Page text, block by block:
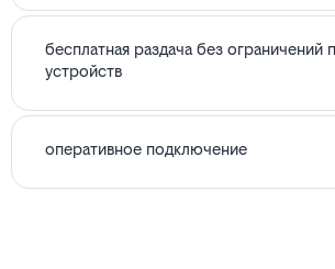
бесплатная раздача без ограничений
устройств
оперативное подключение